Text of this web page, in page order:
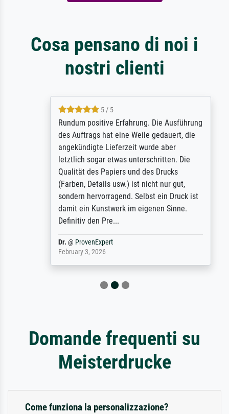
Cosa pensano di noi i
nostri clienti
5 / 5
Rundum positive Erfahrung. Die Ausführung
des Auftrags hat eine Weile gedauert, die
angekündigte Lieferzeit wurde aber
letztlich sogar etwas unterschritten. Die
Qualität des Papiers und des Drucks
(Farben, Details usw.) ist nicht nur gut,
sondern hervorragend. Selbst ein Druck ist
damit ein Kunstwerk im eigenen Sinne.
Definitiv den Pre...
@ProvenExpert
February 3, 2026
Domande frequenti su
Meisterdrucke
Come funziona la personalizzazione?